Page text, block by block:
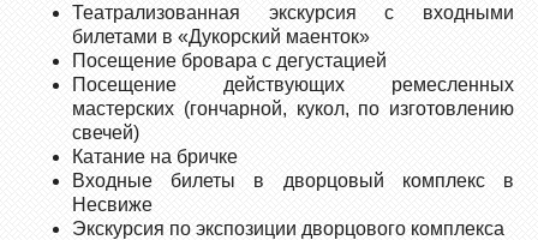
Театрализованная экскурсия с входными
билетами в «Дукорский маенток»
Посещение бровара с дегустацией
Посещение действующих ремесленных
мастерских (гончарной, кукол, по изготовлению
свечей)
Катание на бричке
Входные билеты в дворцовый комплекс в
Несвиже
Экскурсия по экспозиции дворцового комплекса